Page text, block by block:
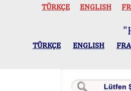
TÜRKÇE ENGLISH
TÜRKÇE ENGLISH